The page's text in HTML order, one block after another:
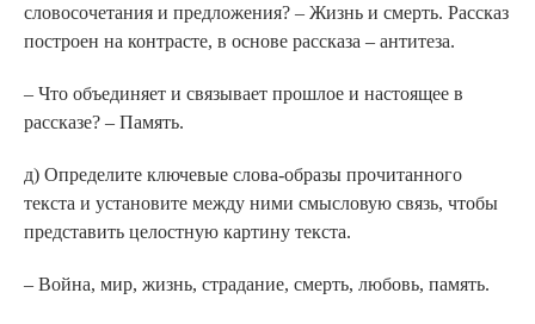
словосочетания и предложения? – Жизнь и смерть. Рассказ
построен на контрасте, в основе рассказа – антитеза.
– Что объединяет и связывает прошлое и настоящее в
рассказе? – Память.
д) Определите ключевые слова-образы прочитанного
текста и установите между ними смысловую связь, чтобы
представить целостную картину текста.
– Война, мир, жизнь, страдание, смерть, любовь, память.